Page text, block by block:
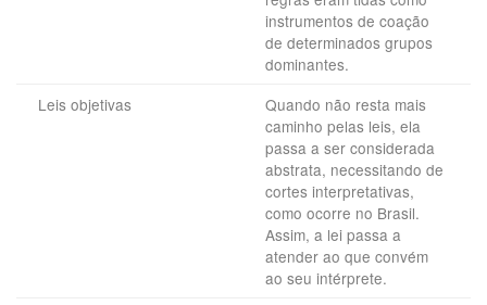
instrumentos de coação
de determinados grupos
dominantes.
Leis objetivas
Quando não resta mais
caminho pelas leis, ela
passa a ser considerada
abstrata, necessitando de
cortes interpretativas,
como ocorre no Brasil.
Assim, a lei passa a
atender ao que convém
ao seu intérprete.